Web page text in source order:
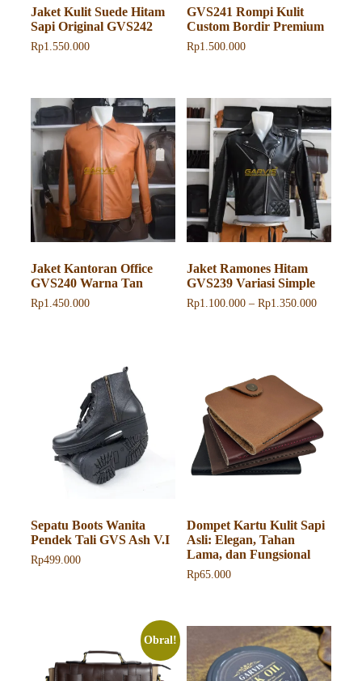
Jaket Kulit Suede Hitam
Sapi Original GVS242
Rp1.550.000
GVS241 Rompi Kulit
Custom Bordir Premium
Rp1.500.000
Jaket Kantoran Office
GVS240 Warna Tan
Rp1.450.000
Jaket Ramones Hitam
GVS239 Variasi Simple
Rp1.100.000 – Rp1.350.000Rentang
Pilihan
dapat
diambil
di
halaman
Sepatu Boots Wanita
Pendek Tali GVS Ash V.I
Rp499.000
Dompet Kartu Kulit Sapi
Asli: Elegan, Tahan
Lama, dan Fungsional
Rp65.000
Obral!